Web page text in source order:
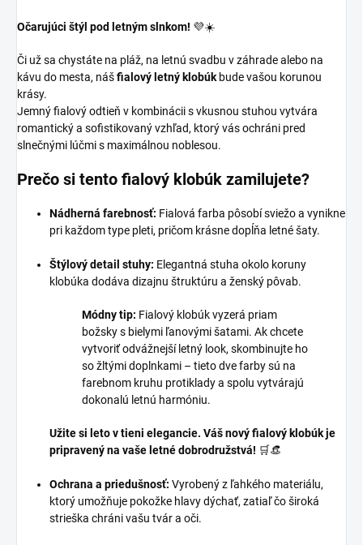
Očarujúci štýl pod letným slnkom! 💜☀️
Či už sa chystáte na pláž, na letnú svadbu v záhrade alebo na
kávu do mesta, nášfialový letný klobúkbude vašou korunou
krásy.
Jemný fialový odtieň v kombinácii s vkusnou stuhou vytvára
romantický a sofistikovaný vzhľad, ktorý vás ochráni pred
slnečnými lúčmi s maximálnou noblesou.
Prečo si tento fialový klobúk zamilujete?
Nádherná farebnosť: Fialová farba pôsobí sviežo a vynikne
pri každom type pleti, pričom krásne dopĺňa letné šaty.
Štýlový detail stuhy: Elegantná stuha okolo koruny
klobúka dodáva dizajnu štruktúru a ženský pôvab.
Módny tip: Fialový klobúk vyzerá priam
božsky s bielymi ľanovými šatami. Ak chcete
vytvoriť odvážnejší letný look, skombinujte ho
so žltými doplnkami – tieto dve farby sú na
farebnom kruhu protiklady a spolu vytvárajú
dokonalú letnú harmóniu.
Užite si leto v tieni elegancie. Váš nový fialový klobúk je
pripravený na vaše letné dobrodružstvá! 🛒👒
Ochrana a priedušnosť: Vyrobený z ľahkého materiálu,
ktorý umožňuje pokožke hlavy dýchať, zatiaľ čo široká
strieška chráni vašu tvár a oči.